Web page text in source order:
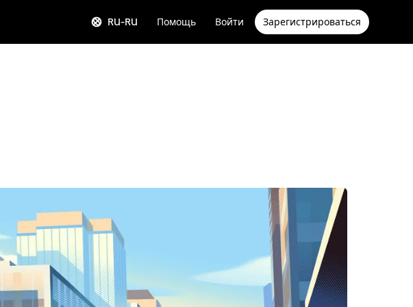
RU-RU Помощь Войти Зарегистрироваться